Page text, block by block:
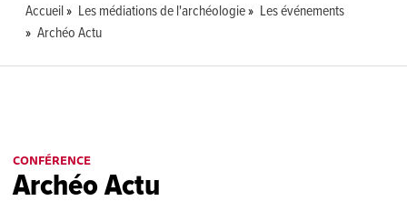
Accueil Les médiations de l'archéologie
Les événements
Archéo Actu
CONFÉRENCE
Archéo Actu